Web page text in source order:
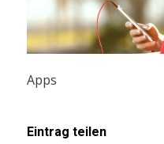
Apps
Eintrag teilen